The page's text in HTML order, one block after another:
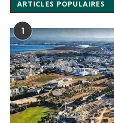
ARTICLES POPULAIRES
1